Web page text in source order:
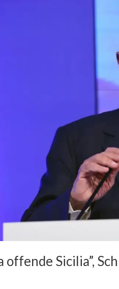
offende Sicilia”,